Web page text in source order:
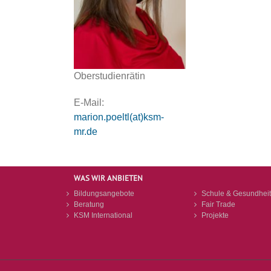
Oberstudienrätin
E-Mail:
marion.poeltl(at)ksm-
mr.de
WAS WIR ANBIETEN
Bildungsangebote
Beratung
KSM International
Schule & Gesundheit
Fair Trade
Projekte